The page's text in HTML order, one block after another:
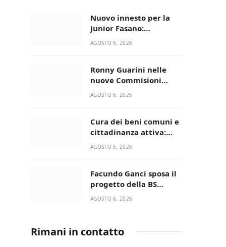
Nuovo innesto per la
Junior Fasano:
ingaggiato il
AGOSTO 6, 2026
Ronny Guarini nelle
nuove Commisioni
Acisport
AGOSTO 6, 2026
Cura dei beni comuni e
cittadinanza attiva:
online l’avviso per la
AGOSTO 5, 2026
Facundo Ganci sposa il
progetto della BS
Soccer Team Fasano e
AGOSTO 6, 2026
Rimani in contatto